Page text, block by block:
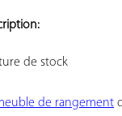
de stock
de rangement